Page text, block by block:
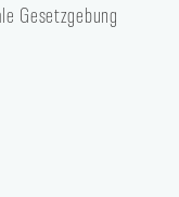
Gesetzgebung